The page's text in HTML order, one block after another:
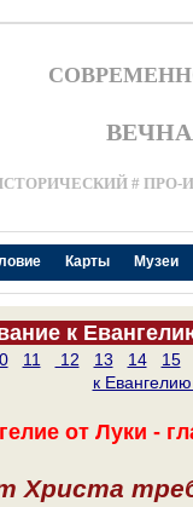
#
Карты Музеи
к
11 12 13 14 15
к
от Луки -
Христа